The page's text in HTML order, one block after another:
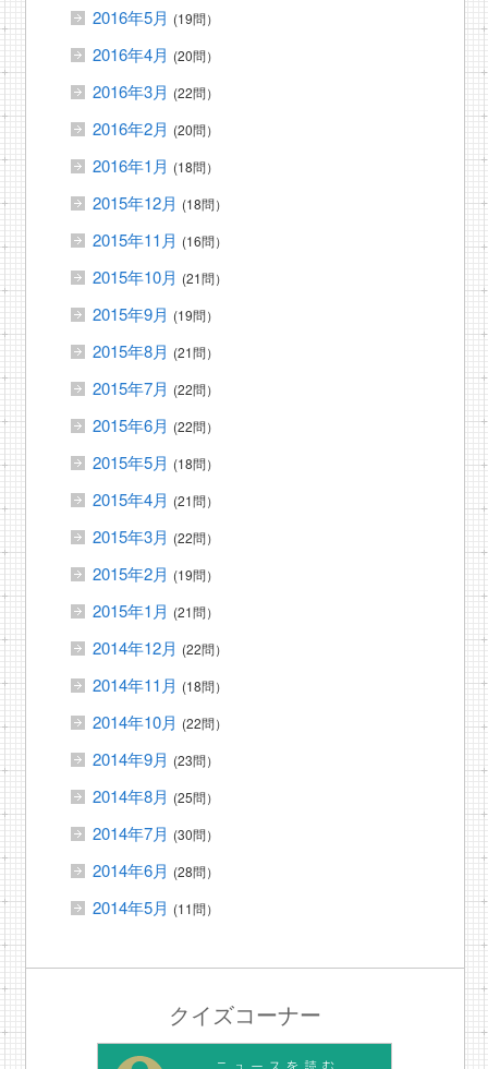
2016年5月 (19問）
2016年4月 (20問）
2016年3月 (22問）
2016年2月 (20問）
2016年1月 (18問）
2015年12月 (18問）
2015年11月 (16問）
2015年10月 (21問）
2015年9月 (19問）
2015年8月 (21問）
2015年7月 (22問）
2015年6月 (22問）
2015年5月 (18問）
2015年4月 (21問）
2015年3月 (22問）
2015年2月 (19問）
2015年1月 (21問）
2014年12月 (22問）
2014年11月 (18問）
2014年10月 (22問）
2014年9月 (23問）
2014年8月 (25問）
2014年7月 (30問）
2014年6月 (28問）
2014年5月 (11問）
クイズコーナー